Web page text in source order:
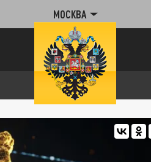
МОСКВА